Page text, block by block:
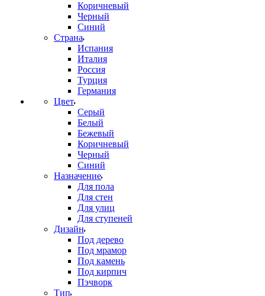
Коричневый
Черный
Синий
Страна
Испания
Италия
Россия
Турция
Германия
Цвет
Серый
Белый
Бежевый
Коричневый
Черный
Синий
Назначение
Для пола
Для стен
Для улиц
Для ступеней
Дизайн
Под дерево
Под мрамор
Под камень
Под кирпич
Пэчворк
Тип